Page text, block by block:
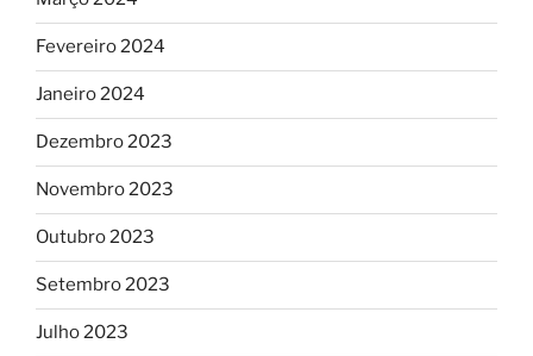
Fevereiro 2024
Janeiro 2024
Dezembro 2023
Novembro 2023
Outubro 2023
Setembro 2023
Julho 2023